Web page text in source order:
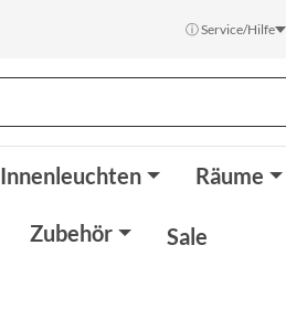
ⓘ Service/Hilfe
Innenleuchten Räume
Zubehör Sale